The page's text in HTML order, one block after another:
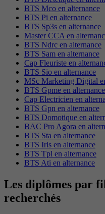
BTS Mco en alternance
BTS Pi en alternance
BTS Sp3s en alternance
Master CCA en
BTS Ndrc en alternance
BTS Sam en alternance
Cap Fleuriste en
BTS Sio en alternance
MSc Marketing Digital
BTS Gpme en alternance
Cap Electricien en
BTS Gpn en alternance
BTS Domotique en
BAC Pro Agora en
BTS Sta en alternance
BTS Iris en alternance
BTS Tpl en alternance
BTS Ati en alternance
Les diplômes par
recherchés